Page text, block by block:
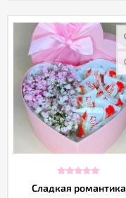
Сладкая романтика